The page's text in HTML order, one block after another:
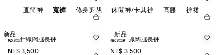
直筒褲 寬褲 修身剪裁 休閒褲/卡其褲 高腰 褲裙
新品
皺感針織闊腿長褲
NT$ 3,500
新品
皺感針織闊腿長褲
NT$ 3,500